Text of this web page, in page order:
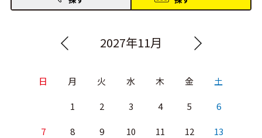
イベントレポート
2027年11月
日 月 火 水 木 金 土
1 2 3 4 5 6
7 8 9 10 11 12 13